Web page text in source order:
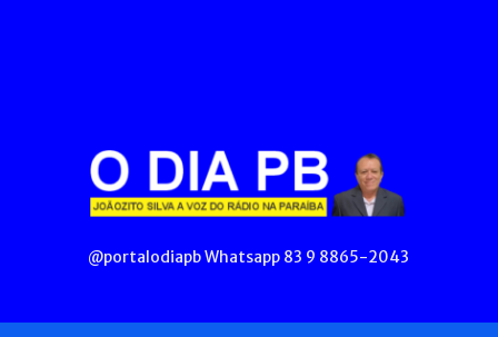
@portalodiapb Whatsapp 83 9 8865-2043